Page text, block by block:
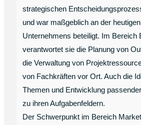
strategischen
und war maßgeblich an der
Unternehmens beteiligt. Im Bereich
verantwortet sie die Planung von
die Verwaltung von
von Fachkräften vor Ort. Auch die
Themen und Entwicklung
zu ihren Aufgabenfeldern.
Der Schwerpunkt im Bereich